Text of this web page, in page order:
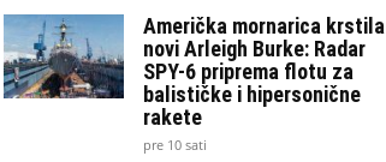
Američka mornarica krstila
novi Arleigh Burke: Radar
SPY-6 priprema flotu za
balističke i hipersonične
rakete
pre 10 sati